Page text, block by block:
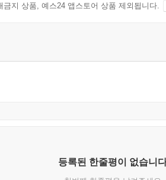
지 상품, 예스24 앱스토어 상품 제외됩니다.
등록된 한줄평이 없습니